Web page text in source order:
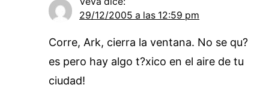
29/12/2005 a las 12:59 pm
Corre, Ark, cierra la ventana. No se qu?
es pero hay algo t?xico en el aire de tu
ciudad!